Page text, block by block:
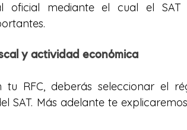
oficial mediante el cual el SAT
y actividad económica
RFC, deberás seleccionar el
SAT. Más adelante te